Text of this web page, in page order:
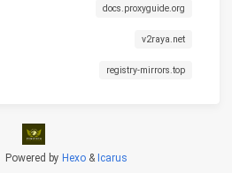
docs.proxyguide.org
v2raya.net
registry-mirrors.top
Powered by Hexo & Icarus